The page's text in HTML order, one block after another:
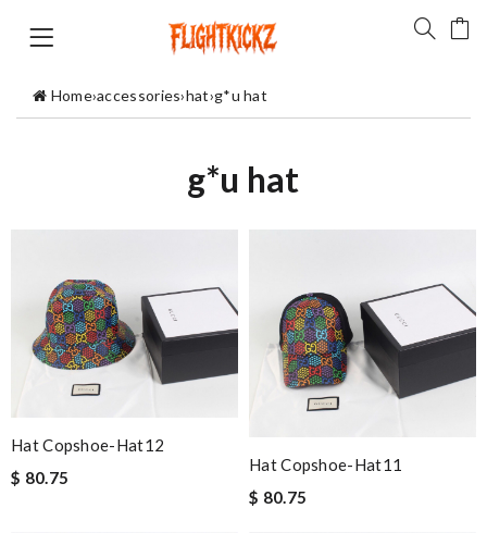
Home›accessories›hat›g*u hat
g*u hat
Hat Copshoe-Hat12
$ 80.75
Hat Copshoe-Hat11
$ 80.75